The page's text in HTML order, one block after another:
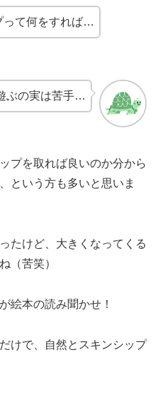
って何をすれば…
ぶの実は苦手…
プを取れば良いのか分から
という方も多いと思いま
たけど、大きくなってくる
（苦笑）
絵本の読み聞かせ！
けで、自然とスキンシップ